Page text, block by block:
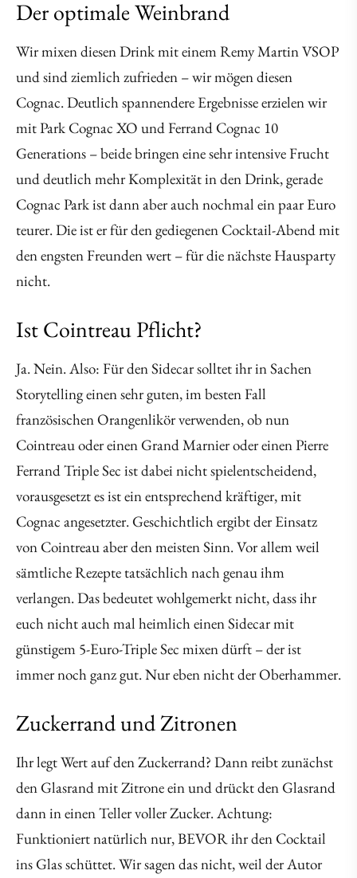
Der optimale Weinbrand
Wir mixen diesen Drink mit einem Remy Martin VSOP
und sind ziemlich zufrieden – wir mögen diesen
Cognac. Deutlich spannendere Ergebnisse erzielen wir
mit Park Cognac XO und Ferrand Cognac 10
Generations – beide bringen eine sehr intensive Frucht
und deutlich mehr Komplexität in den Drink, gerade
Cognac Park ist dann aber auch nochmal ein paar Euro
teurer. Die ist er für den gediegenen Cocktail-Abend mit
den engsten Freunden wert – für die nächste Hausparty
nicht.
Ist Cointreau Pflicht?
Ja. Nein. Also: Für den Sidecar solltet ihr in Sachen
Storytelling einen sehr guten, im besten Fall
französischen Orangenlikör verwenden, ob nun
Cointreau oder einen Grand Marnier oder einen Pierre
Ferrand Triple Sec ist dabei nicht spielentscheidend,
vorausgesetzt es ist ein entsprechend kräftiger, mit
Cognac angesetzter. Geschichtlich ergibt der Einsatz
von Cointreau aber den meisten Sinn. Vor allem weil
sämtliche Rezepte tatsächlich nach genau ihm
verlangen. Das bedeutet wohlgemerkt nicht, dass ihr
euch nicht auch mal heimlich einen Sidecar mit
günstigem 5-Euro-Triple Sec mixen dürft – der ist
immer noch ganz gut. Nur eben nicht der Oberhammer.
Zuckerrand und Zitronen
Ihr legt Wert auf den Zuckerrand? Dann reibt zunächst
den Glasrand mit Zitrone ein und drückt den Glasrand
dann in einen Teller voller Zucker. Achtung:
Funktioniert natürlich nur, BEVOR ihr den Cocktail
ins Glas schüttet. Wir sagen das nicht, weil der Autor